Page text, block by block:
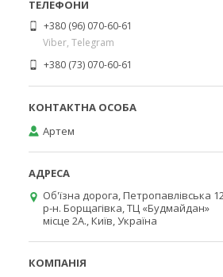
+380 (96) 070-60-61
Viber, Telegram
+380 (73) 070-60-61
Артем
Об'їзна дорога, Петропавлівська
р-н. Борщагівка, ТЦ «Будмайдан»
місце 2А., Київ, Україна